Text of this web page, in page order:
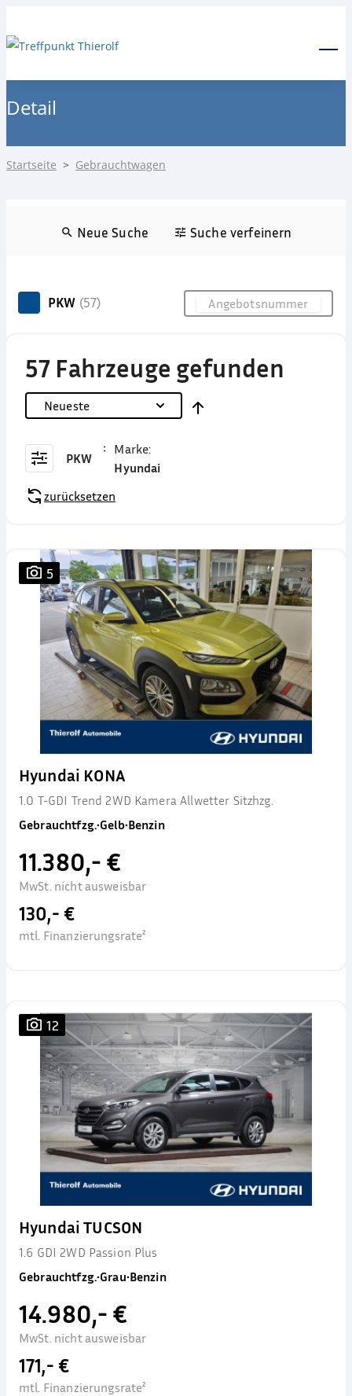
Detail
Startseite > Gebrauchtwagen
Neue Suche Suche verfeinern
PKW (57)
57 Fahrzeuge gefunden
Neueste
PKW
Marke:
Hyundai
zurücksetzen
5
Hyundai KONA
1.0 T-GDI Trend 2WD Kamera Allwetter Sitzhzg.
Gebrauchtfzg.•Gelb•Benzin
11.380,- €
MwSt. nicht ausweisbar
130,- €
mtl. Finanzierungsrate²
12
Hyundai TUCSON
1.6 GDI 2WD Passion Plus
Gebrauchtfzg.•Grau•Benzin
14.980,- €
MwSt. nicht ausweisbar
171,- €
mtl. Finanzierungsrate²